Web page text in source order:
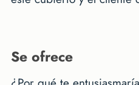
se ofrece